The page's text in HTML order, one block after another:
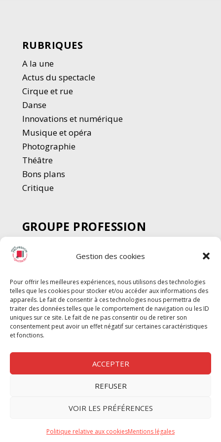
Gestion des cookies
Pour offrir les meilleures expériences, nous utilisons des technologies
telles que les cookies pour stocker et/ou accéder aux informations des
appareils. Le fait de consentir à ces technologies nous permettra de
traiter des données telles que le comportement de navigation ou les ID
uniques sur ce site. Le fait de ne pas consentir ou de retirer son
consentement peut avoir un effet négatif sur certaines caractéristiques
et fonctions.
ACCEPTER
REFUSER
VOIR LES PRÉFÉRENCES
Politique relative aux cookiesMentions légales
RUBRIQUES
A la une
Actus du spectacle
Cirque et rue
Danse
Innovations et numérique
Musique et opéra
Photographie
Théâtre
Bons plans
Critique
GROUPE PROFESSION
SPECTACLE
Chèque Intermittents
Chèque Compta
Chèque Emploi Spectacle
G-Pods
Profession Audio-visuel
Nous contacter